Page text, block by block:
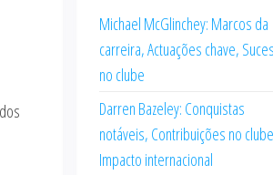
Michael McGlinchey: Marcos da
carreira, Actuações chave,
no clube
Darren Bazeley: Conquistas
notáveis, Contribuições no
Impacto internacional